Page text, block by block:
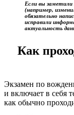
Если вы
(например,
обязательно
исправили
актуальность
Как
Экзамен по
и включает в себя
как обычно